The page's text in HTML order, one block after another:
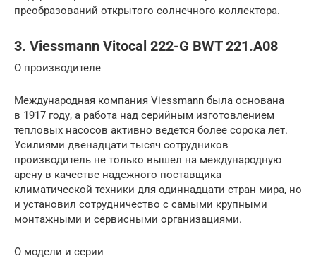
преобразований открытого солнечного коллектора.
3. Viessmann Vitocal 222-G BWT 221.A08
О производителе
Международная компания Viessmann была основана
в 1917 году, а работа над серийным изготовлением
тепловых насосов активно ведется более сорока лет.
Усилиями двенадцати тысяч сотрудников
производитель не только вышел на международную
арену в качестве надежного поставщика
климатической техники для одиннадцати стран мира, но
и установил сотрудничество с самыми крупными
монтажными и сервисными организациями.
О модели и серии